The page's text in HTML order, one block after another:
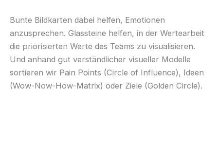
Bunte Bildkarten dabei helfen, Emotionen
anzusprechen. Glassteine helfen, in der Wertearbeit
die priorisierten Werte des Teams zu visualisieren.
Und anhand gut verständlicher visueller Modelle
sortieren wir Pain Points (Circle of Influence), Ideen
(Wow-Now-How-Matrix) oder Ziele (Golden Circle).